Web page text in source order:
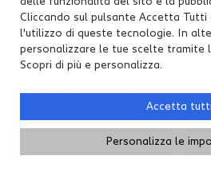
Chiama
Telefono:
+39 0968
Email:
Indicazioni stradali
VIBO VALENTIA
Vena di Jonadi , SS 18 Km 444
Telefono:
+39 0963
Cliccando sul pulsante Accetta Tutti
l'utilizzo di queste tecnologie. In
personalizzare le tue scelte tramite
Scopri di più e personalizza.
Accetta tutti
Personalizza le